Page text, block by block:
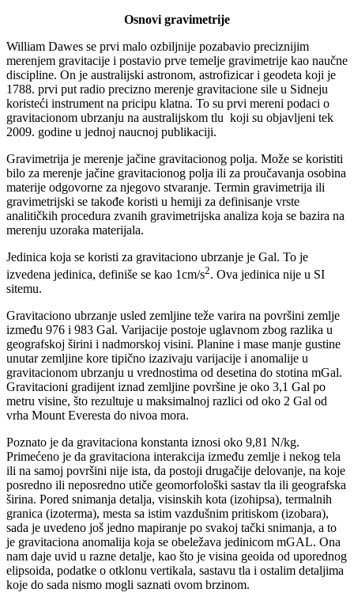
Osnovi gravimetrije
William Dawes se prvi malo ozbiljnije pozabavio preciznijim
merenjem gravitacije i postavio prve temelje gravimetrije kao naučne
discipline. On je australijski astronom, astrofizicar i geodeta koji je
1788. prvi put radio precizno merenje gravitacione sile u Sidneju
koristeći instrument na pricipu klatna. To su prvi mereni podaci o
gravitacionom ubrzanju na australijskom tlu koji su objavljeni tek
2009. godine u jednoj naucnoj publikaciji.
Gravimetrija je merenje jačine gravitacionog polja. Može se koristiti
bilo za merenje jačine gravitacionog polja ili za proučavanja osobina
materije odgovorne za njegovo stvaranje. Termin gravimetrija ili
gravimetrijski se takođe koristi u hemiji za definisanje vrste
analitičkih procedura zvanih gravimetrijska analiza koja se bazira na
merenju uzoraka materijala.
Jedinica koja se koristi za gravitaciono ubrzanje je Gal. To je
izvedena jedinica, definiše se kao 1cm/s2. Ova jedinica nije u SI
sitemu.
Gravitaciono ubrzanje usled zemljine teže varira na površini zemlje
između 976 i 983 Gal. Varijacije postoje uglavnom zbog razlika u
geografskoj širini i nadmorskoj visini. Planine i mase manje gustine
unutar zemljine kore tipično izazivaju varijacije i anomalije u
gravitacionom ubrzanju u vrednostima od desetina do stotina mGal.
Gravitacioni gradijent iznad zemljine površine je oko 3,1 Gal po
metru visine, što rezultuje u maksimalnoj razlici od oko 2 Gal od
vrha Mount Everesta do nivoa mora.
Poznato je da gravitaciona konstanta iznosi oko 9,81 N/kg.
Primećeno je da gravitaciona interakcija između zemlje i nekog tela
ili na samoj površini nije ista, da postoji drugačije delovanje, na koje
posredno ili neposredno utiče geomorfološki sastav tla ili geografska
širina. Pored snimanja detalja, visinskih kota (izohipsa), termalnih
granica (izoterma), mesta sa istim vazdušnim pritiskom (izobara),
sada je uvedeno još jedno mapiranje po svakoj tački snimanja, a to
je gravitaciona anomalija koja se obeležava jedinicom mGAL. Ona
nam daje uvid u razne detalje, kao što je visina geoida od uporednog
elipsoida, podatke o otklonu vertikala, sastavu tla i ostalim detaljima
koje do sada nismo mogli saznati ovom brzinom.